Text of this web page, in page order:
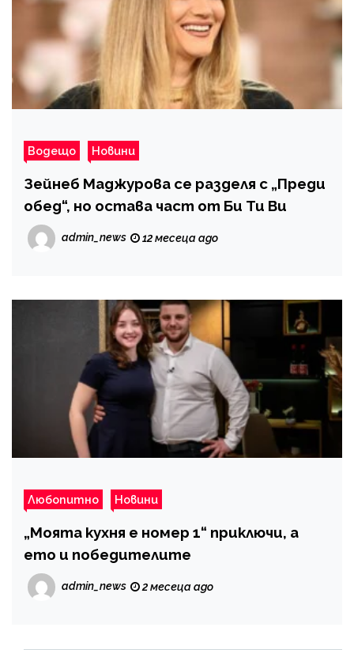
Водещо Новини
Зейнеб Маджурова се разделя с „Преди
обед“, но остава част от Би Ти Ви
admin_news 12 месеца ago
Любопитно Новини
„Моята кухня е номер 1“ приключи, а
ето и победителите
admin_news 2 месеца ago